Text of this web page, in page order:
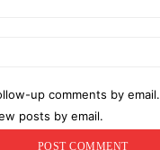
up comments by email.
posts by email.